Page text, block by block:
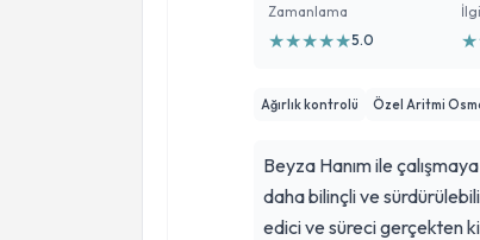
Zamanlama
★★★★★5.0
İlgi
★
Ağırlık kontrolü Özel Aritmi
Beyza Hanım ile
daha bilinçli ve
edici ve süreci gerçekten